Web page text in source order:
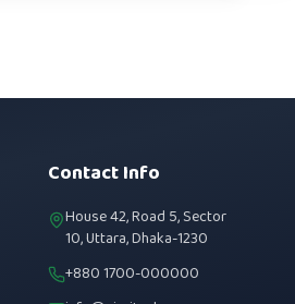
Contact Info
House 42, Road 5, Sector
10, Uttara, Dhaka-1230
+880 1700-000000